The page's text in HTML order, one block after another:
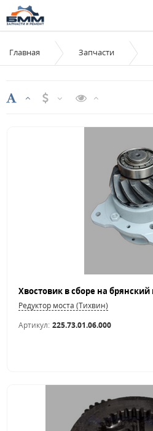
Главная Запчасти
Хвостовик в сборе на брянский
Редуктор моста (Тихвин)
Артикул: 225.73.01.06.000